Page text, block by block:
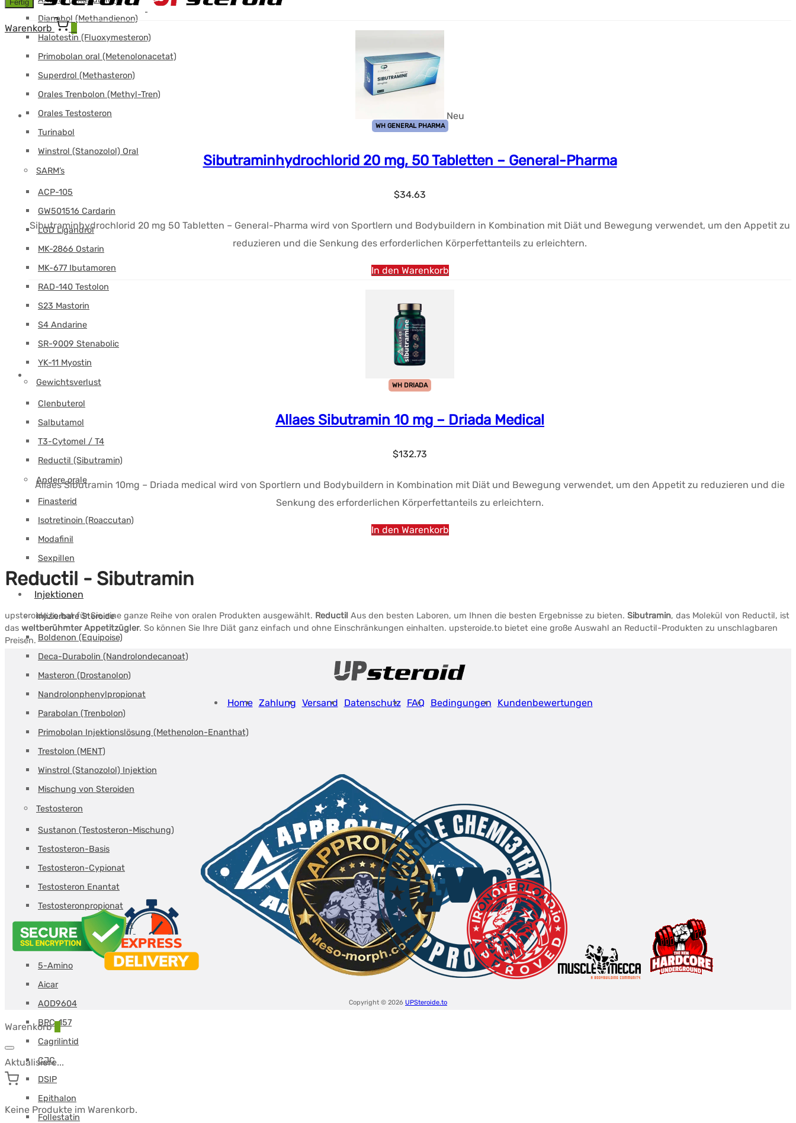
Dianabol (Methandienon)
Halotestin (Fluoxymesteron)
Primobolan oral (Metenolonacetat)
Superdrol (Methasteron)
Orales Trenbolon (Methyl-Tren)
Orales Testosteron
Turinabol
Winstrol (Stanozolol) Oral
SARM’s
ACP-105
GW501516 Cardarin
LGD Ligandrol
MK-2866 Ostarin
MK-677 Ibutamoren
RAD-140 Testolon
S23 Mastorin
S4 Andarine
SR-9009 Stenabolic
YK-11 Myostin
Gewichtsverlust
Clenbuterol
Salbutamol
T3-Cytomel / T4
Reductil (Sibutramin)
Andere orale
Finasterid
Isotretinoin (Roaccutan)
Modafinil
Sexpillen
Injektionen
Injizierbare Steroide
Boldenon (Equipoise)
Deca-Durabolin (Nandrolondecanoat)
Masteron (Drostanolon)
Nandrolonphenylpropionat
Parabolan (Trenbolon)
Primobolan Injektionslösung (Methenolon-Enanthat)
Trestolon (MENT)
Winstrol (Stanozolol) Injektion
Mischung von Steroiden
Testosteron
Sustanon (Testosteron-Mischung)
Testosteron-Basis
Testosteron-Cypionat
Testosteron Enantat
Testosteronpropionat
Testosteronundecanoat
Peptide (A-L)
5-Amino
Aicar
AOD9604
BPC-157
Cagrilintid
CJC
DSIP
Epithalon
Follestatin
Warenkorb
Reductil - Sibutramin
upsteroide.to hat für Sie eine ganze Reihe von oralen Produkten ausgewählt. Reductil Aus den besten Laboren, um Ihnen die besten Ergebnisse zu bieten. Sibutramin, das Molekül von Reductil, ist
das weltberühmter Appetitzügler. So können Sie Ihre Diät ganz einfach und ohne Einschränkungen einhalten. upsteroide.to bietet eine große Auswahl an Reductil-Produkten zu unschlagbaren
Preisen.
Fertig
Neu
WH GENERAL PHARMA
Sibutraminhydrochlorid 20 mg, 50 Tabletten – General-Pharma
$34.63
Sibutraminhydrochlorid 20 mg 50 Tabletten – General-Pharma wird von Sportlern und Bodybuildern in Kombination mit Diät und Bewegung verwendet, um den Appetit zu
reduzieren und die Senkung des erforderlichen Körperfettanteils zu erleichtern.
In den Warenkorb
WH DRIADA
Allaes Sibutramin 10 mg – Driada Medical
$132.73
Allaes Sibutramin 10mg – Driada medical wird von Sportlern und Bodybuildern in Kombination mit Diät und Bewegung verwendet, um den Appetit zu reduzieren und die
Senkung des erforderlichen Körperfettanteils zu erleichtern.
In den Warenkorb
Home Zahlung Versand Datenschutz FAQ Bedingungen Kundenbewertungen
Copyright © 2026 UPSteroide.to
Warenkorb
Aktualisiere...
Keine Produkte im Warenkorb.